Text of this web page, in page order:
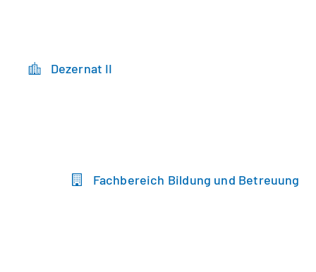
Dezernat II
Fachbereich Bildung und Betreuung